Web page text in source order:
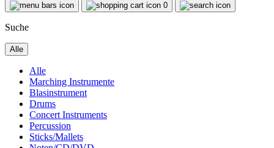
0
Suche
Alle
Alle
Marching Instrumente
Blasinstrument
Drums
Concert Instruments
Percussion
Sticks/Mallets